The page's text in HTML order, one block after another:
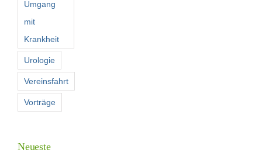
Umgang
mit
Krankheit
Urologie
Vereinsfahrt
Vorträge
Neueste